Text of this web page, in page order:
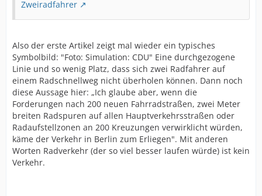
Zweiradfahrer
Also der erste Artikel zeigt mal wieder ein typisches
Symbolbild: "Foto: Simulation: CDU" Eine durchgezogene
Linie und so wenig Platz, dass sich zwei Radfahrer auf
einem Radschnellweg nicht überholen können. Dann noch
diese Aussage hier: „Ich glaube aber, wenn die
Forderungen nach 200 neuen Fahrradstraßen, zwei Meter
breiten Radspuren auf allen Hauptverkehrsstraßen oder
Radaufstellzonen an 200 Kreuzungen verwirklicht würden,
käme der Verkehr in Berlin zum Erliegen". Mit anderen
Worten Radverkehr (der so viel besser laufen würde) ist kein
Verkehr.